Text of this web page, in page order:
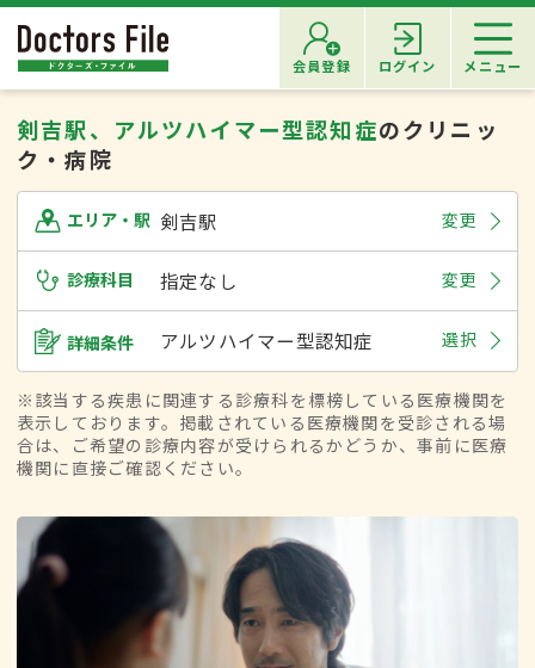
会員登録 ログイン メニュー
剣吉駅、アルツハイマー型認知症のクリニッ
ク・病院
エリア・駅 剣吉駅 変更
診療科目 指定なし 変更
詳細条件 アルツハイマー型認知症 選択
※該当する疾患に関連する診療科を標榜している医療機関を
表示しております。掲載されている医療機関を受診される場
合は、ご希望の診療内容が受けられるかどうか、事前に医療
機関に直接ご確認ください。